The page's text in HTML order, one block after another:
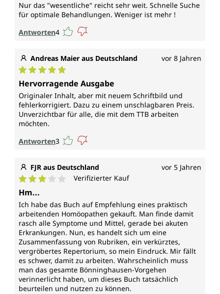
Nur das "wesentliche" reicht sehr weit. Schnelle Suche
für optimale Behandlungen. Weniger ist mehr !
Antworten4
Andreas Maier aus Deutschland vor 8 Jahren
Durchschnittliche Bewertung von 5 von 5 Sternen
Hervorragende Ausgabe
Originaler Inhalt, aber mit neuem Schriftbild und
fehlerkorrigiert. Dazu zu einem unschlagbaren Preis.
Unverzichtbar für alle, die mit dem TTB arbeiten
möchten.
Antworten3
FJR aus Deutschland vor 5 Jahren
Durchschnittliche Bewertung von 3 von 5 Sternen
Verifizierter Kauf
Hm...
Ich habe das Buch auf Empfehlung eines praktisch
arbeitenden Homöopathen gekauft. Man finde damit
rasch alle Symptome und Mittel, gerade bei akuten
Erkrankungen. Nun, es handelt sich um eine
Zusammenfassung von Rubriken, ein verkürztes,
vergröbertes Repertorium, so mein Eindruck. Mir fällt
es schwer, damit zu arbeiten. Wahrscheinlich muss
man das gesamte Bönninghausen-Vorgehen
verinnerlicht haben, um dieses Buch tatsächlich
beurteilen und nutzen zu können.